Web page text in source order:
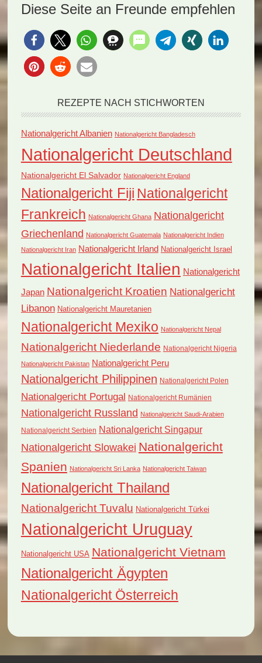
Diese Seite an Freunde empfehlen
REZEPTE NACH STICHWORTEN
Nationalgericht Albanien Nationalgericht Bangladesch
Nationalgericht Deutschland
Nationalgericht El Salvador Nationalgericht England
Nationalgericht Fiji Nationalgericht
Frankreich Nationalgericht Ghana Nationalgericht
Griechenland Nationalgericht Guatemala Nationalgericht Indien
Nationalgericht Iran Nationalgericht Irland Nationalgericht Israel
Nationalgericht Italien Nationalgericht
Japan Nationalgericht Kroatien Nationalgericht
Libanon Nationalgericht Mauretanien
Nationalgericht Mexiko Nationalgericht Nepal
Nationalgericht Niederlande Nationalgericht Nigeria
Nationalgericht Pakistan Nationalgericht Peru
Nationalgericht Philippinen Nationalgericht Polen
Nationalgericht Portugal Nationalgericht Rumänien
Nationalgericht Russland Nationalgericht Saudi-Arabien
Nationalgericht Serbien Nationalgericht Singapur
Nationalgericht Slowakei Nationalgericht
Spanien Nationalgericht Sri Lanka Nationalgericht Taiwan
Nationalgericht Thailand
Nationalgericht Tuvalu Nationalgericht Türkei
Nationalgericht Uruguay
Nationalgericht USA Nationalgericht Vietnam
Nationalgericht Ägypten
Nationalgericht Österreich